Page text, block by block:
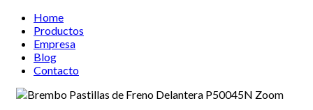
Home
Productos
Empresa
Blog
Contacto
Zoom